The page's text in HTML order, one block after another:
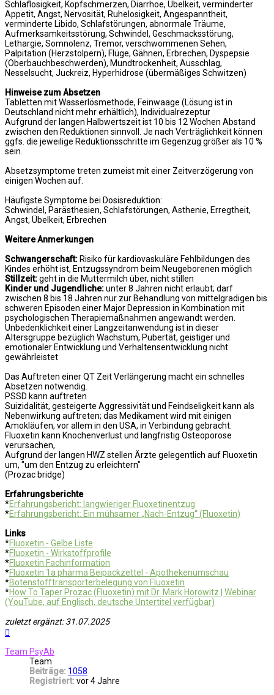
Schlaflosigkeit, Kopfschmerzen, Diarrhoe, Übelkeit, verminderter
Appetit, Angst, Nervosität, Ruhelosigkeit, Angespanntheit,
verminderte Libido, Schlafstörungen, abnormale Träume,
Aufmerksamkeitsstörung, Schwindel, Geschmacksstörung,
Lethargie, Somnolenz, Tremor, verschwommenen Sehen,
Palpitation (Herzstolpern), Flüge, Gähnen, Erbrechen, Dyspepsie
(Oberbauchbeschwerden), Mundtrockenheit, Ausschlag,
Nesselsucht, Juckreiz, Hyperhidrose (übermäßiges Schwitzen)
Hinweise zum Absetzen
Tabletten mit Wasserlösmethode, Feinwaage (Lösung ist in
Deutschland nicht mehr erhältlich), Individualrezeptur
Aufgrund der langen Halbwertszeit ist 10 bis 12 Wochen Abstand
zwischen den Reduktionen sinnvoll. Je nach Verträglichkeit können
ggfs. die jeweilige Reduktionsschritte im Gegenzug größer als 10 %
sein.
Absetzsymptome treten zumeist mit einer Zeitverzögerung von
einigen Wochen auf.
Häufigste Symptome bei Dosisreduktion:
Schwindel, Parästhesien, Schlafstörungen, Asthenie, Erregtheit,
Angst, Übelkeit, Erbrechen
Weitere Anmerkungen
Schwangerschaft: Risiko für kardiovaskuläre Fehlbildungen des
Kindes erhöht ist, Entzugssyndrom beim Neugeborenen möglich
Stillzeit:geht in die Muttermilch über, nicht stillen
Kinder und Jugendliche:unter 8 Jahren nicht erlaubt; darf
zwischen 8 bis 18 Jahren nur zur Behandlung von mittelgradigen bis
schweren Episoden einer Major Depression in Kombination mit
psychologischen Therapiemaßnahmen angewandt werden.
Unbedenklichkeit einer Langzeitanwendung ist in dieser
Altersgruppe bezüglich Wachstum, Pubertät, geistiger und
emotionaler Entwicklung und Verhaltensentwicklung nicht
gewährleistet
Das Auftreten einer QT Zeit Verlängerung macht ein schnelles
Absetzen notwendig.
PSSD kann auftreten
Suizidalität, gesteigerte Aggressivität und Feindseligkeit kann als
Nebenwirkung auftreten; das Medikament wird mit einigen
Amokläufen, vor allem in den USA, in Verbindung gebracht.
Fluoxetin kann Knochenverlust und langfristig Osteoporose
verursachen,
Aufgrund der langen HWZ stellen Ärzte gelegentlich auf Fluoxetin
um, "um den Entzug zu erleichtern"
(Prozac bridge)
Erfahrungsberichte
*Erfahrungsbericht: langwieriger Fluoxetinentzug
*Erfahrungsbericht: Ein mühsamer „Nach-Entzug“ (Fluoxetin)
Links
*Fluoxetin - Gelbe Liste
*Fluoxetin - Wirkstoffprofile
*Fluoxetin Fachinformation
*Fluoxetin 1a pharma Beipackzettel - Apothekenumschau
*Botenstofftransporterbelegung von Fluoxetin
*How To Taper Prozac (Fluoxetin) mit Dr. Mark Horowitz | Webinar
(YouTube, auf Englisch, deutsche Untertitel verfügbar)
zuletzt ergänzt: 31.07.2025
Team PsyAb
Team
Beiträge: 1058
Registriert: vor 4 Jahre